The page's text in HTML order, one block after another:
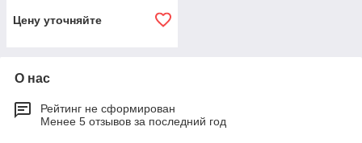
Цену уточняйте
О нас
Рейтинг не сформирован
Менее 5 отзывов за последний год